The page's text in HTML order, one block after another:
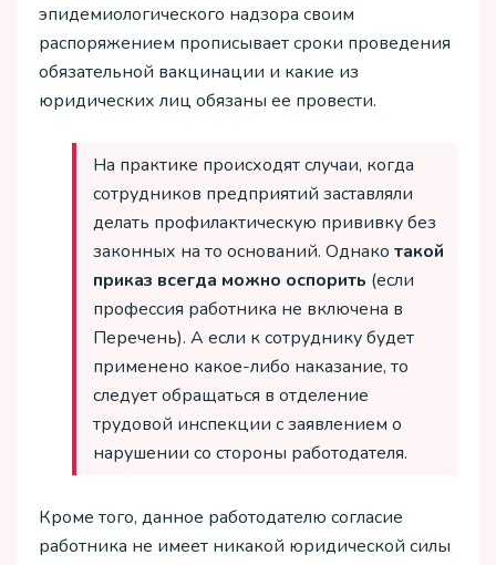
эпидемиологического надзора своим
распоряжением прописывает сроки проведения
обязательной вакцинации и какие из
юридических лиц обязаны ее провести.
На практике происходят случаи, когда
сотрудников предприятий заставляли
делать профилактическую прививку без
законных на то оснований. Однако такой
приказ всегда можно оспорить (если
профессия работника не включена в
Перечень). А если к сотруднику будет
применено какое-либо наказание, то
следует обращаться в отделение
трудовой инспекции с заявлением о
нарушении со стороны работодателя.
Кроме того, данное работодателю согласие
работника не имеет никакой юридической силы